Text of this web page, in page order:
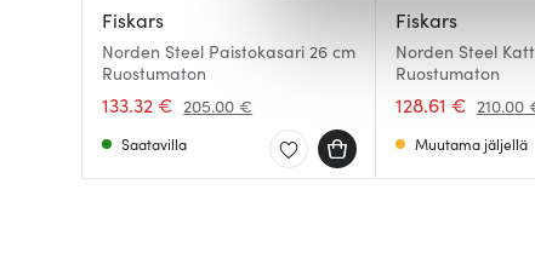
ja kävijämäärämme
kumppaneillemme tietoja
Fiskars
Norden Steel Paistokasari 26 cm
Ruostumaton
133.32 € 205.00 €
Saatavilla
Fiskars
Norden Steel
Ruostumaton
128.61 € 210.00
Muutama jäljellä